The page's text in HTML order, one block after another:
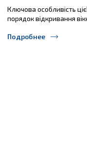
Ключова особливість
порядок відкривання
Подробнее